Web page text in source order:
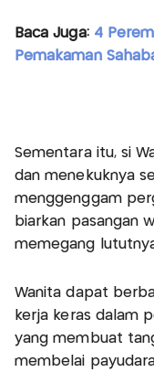
Baca Juga: 4
Pemakaman
Sementara itu, si
dan menekuknya
menggenggam
biarkan pasangan
memegang
Wanita dapat
kerja keras dalam
yang membuat
membelai